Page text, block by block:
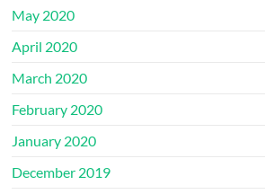
May 2020
April 2020
March 2020
February 2020
January 2020
December 2019